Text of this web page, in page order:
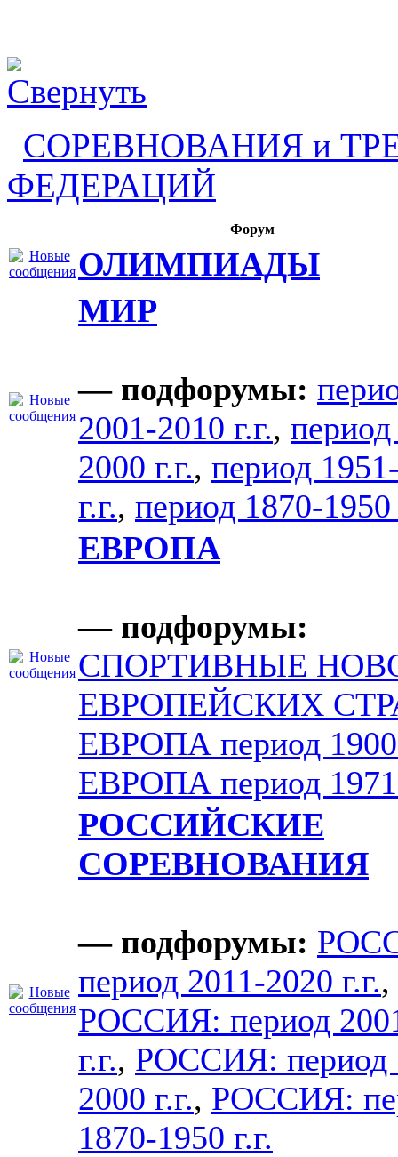
СОРЕВНОВАНИЯ и
ФЕДЕРАЦИЙ
Форум
ОЛИМПИАДЫ
МИР
— подфорумы:
2001-2010 г.г.,
2000 г.г., период
г.г., период 1870-1950
ЕВРОПА
— подфорумы:
СПОРТИВНЫЕ
ЕВРОПЕЙСКИХ
ЕВРОПА период
ЕВРОПА период
РОССИЙСКИЕ
СОРЕВНОВАНИЯ
— подфорумы:
период 2011-2020 г.г.,
РОССИЯ: период
г.г., РОССИЯ: период
2000 г.г., РОССИЯ:
1870-1950 г.г.